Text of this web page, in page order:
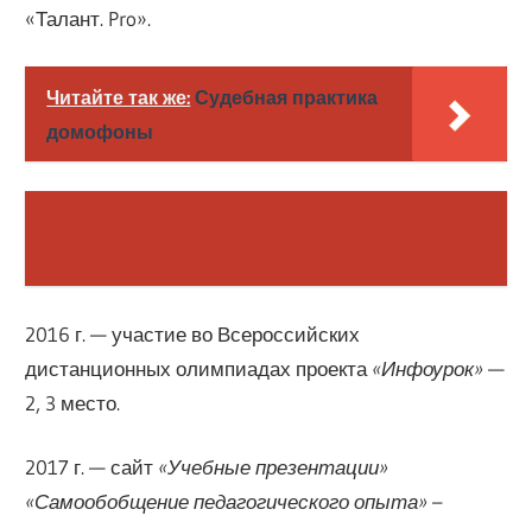
«Талант. Pro».
Читайте так же: Судебная практика
домофоны
2016 г. — участие во Всероссийских
дистанционных олимпиадах проекта «Инфоурок» —
2, 3 место.
2017 г. — сайт «Учебные презентации»
«Самообобщение педагогического опыта» –